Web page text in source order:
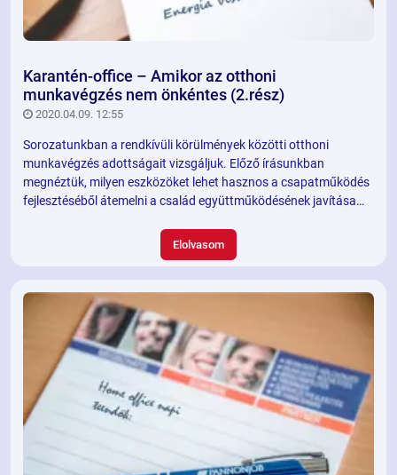
Karantén-office – Amikor az otthoni
munkavégzés nem önkéntes (2.rész)
2020.04.09. 12:55
Sorozatunkban a rendkívüli körülmények közötti otthoni
munkavégzés adottságait vizsgáljuk. Előző írásunkban
megnéztük, milyen eszközöket lehet hasznos a csapatműködés
fejlesztéséből átemelni a család együttműködésének javítása
Elolvasom